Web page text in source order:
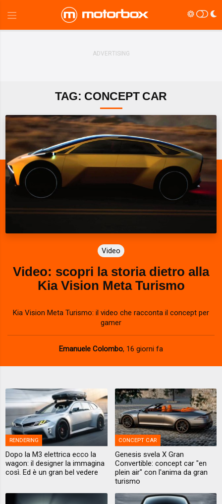
TAG: CONCEPT CAR
Video
Video: scopri la storia dietro alla
Kia Vision Meta Turismo
Kia Vision Meta Turismo: il video che racconta il concept per
gamer
Emanuele Colombo, 16 giorni fa
RENDERING
Dopo la M3 elettrica ecco la
wagon: il designer la immagina
così. Ed è un gran bel vedere
CONCEPT CAR
Genesis svela X Gran
Convertible: concept car "en
plein air" con l'anima da gran
turismo